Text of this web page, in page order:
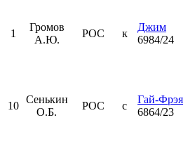
1
Громов
А.Ю.
РОС к
Джим
6984/24
10
Сенькин
О.Б.
РОС с
Гай-Фрэя
6864/23